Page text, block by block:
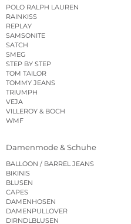
POLO RALPH LAUREN
RAINKISS
REPLAY
SAMSONITE
SATCH
SMEG
STEP BY STEP
TOM TAILOR
TOMMY JEANS
TRIUMPH
VEJA
VILLEROY & BOCH
WMF
Damenmode & Schuhe
BALLOON / BARREL JEANS
BIKINIS
BLUSEN
CAPES
DAMENHOSEN
DAMENPULLOVER
DIRNDLBLUSEN